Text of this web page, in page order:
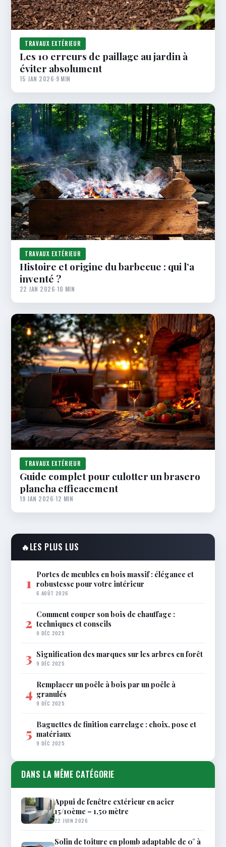
TRAVAUX EXTÉRIEUR
Les 10 erreurs de paillage au jardin à
éviter absolument
15 JAN 2026·9 MIN
TRAVAUX EXTÉRIEUR
Histoire et origine du barbecue : qui l’a
inventé ?
22 JAN 2026·10 MIN
TRAVAUX EXTÉRIEUR
Guide complet pour culotter un brasero
plancha efficacement
19 JAN 2026·12 MIN
🔥LES PLUS LUS
1
Portes de meubles en bois massif : élégance et
robustesse pour votre intérieur
6 AOÛT 2026
2 Comment couper son bois de chauffage :
techniques et conseils
9 DÉC 2025
3 Signification des marques sur les arbres en forêt
9 DÉC 2025
4 Remplacer un poêle à bois par un poêle à
granulés
9 DÉC 2025
5 Baguettes de finition carrelage : choix, pose et
matériaux
9 DÉC 2025
DANS LA MÊME CATÉGORIE
Appui de fenêtre extérieur en acier
15/10ème – 1,50 mètre
22 JUIN 2026
Solin de toiture en plomb adaptable de 0° à